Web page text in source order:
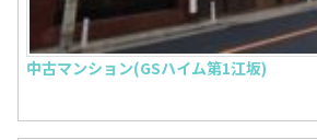
中古マンション(GSハイム第1江坂)